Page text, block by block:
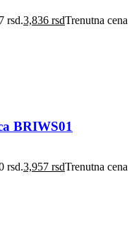
rsd.3,836 rsdTrenutna cena
BRIWS01
rsd.3,957 rsdTrenutna cena